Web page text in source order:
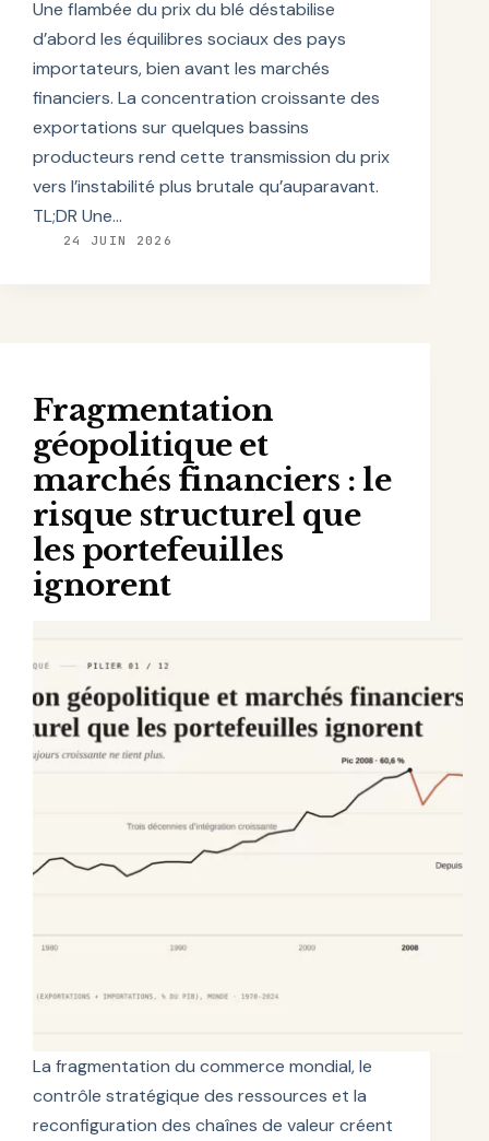
Une flambée du prix du blé déstabilise
d’abord les équilibres sociaux des pays
importateurs, bien avant les marchés
financiers. La concentration croissante des
exportations sur quelques bassins
producteurs rend cette transmission du prix
vers l’instabilité plus brutale qu’auparavant.
TL;DR Une…
24 JUIN 2026
Fragmentation
géopolitique et
marchés financiers : le
risque structurel que
les portefeuilles
ignorent
La fragmentation du commerce mondial, le
contrôle stratégique des ressources et la
reconfiguration des chaînes de valeur créent